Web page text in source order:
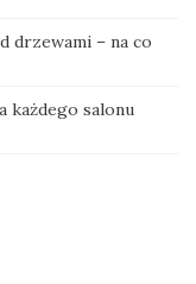
drzewami – na co
każdego salonu